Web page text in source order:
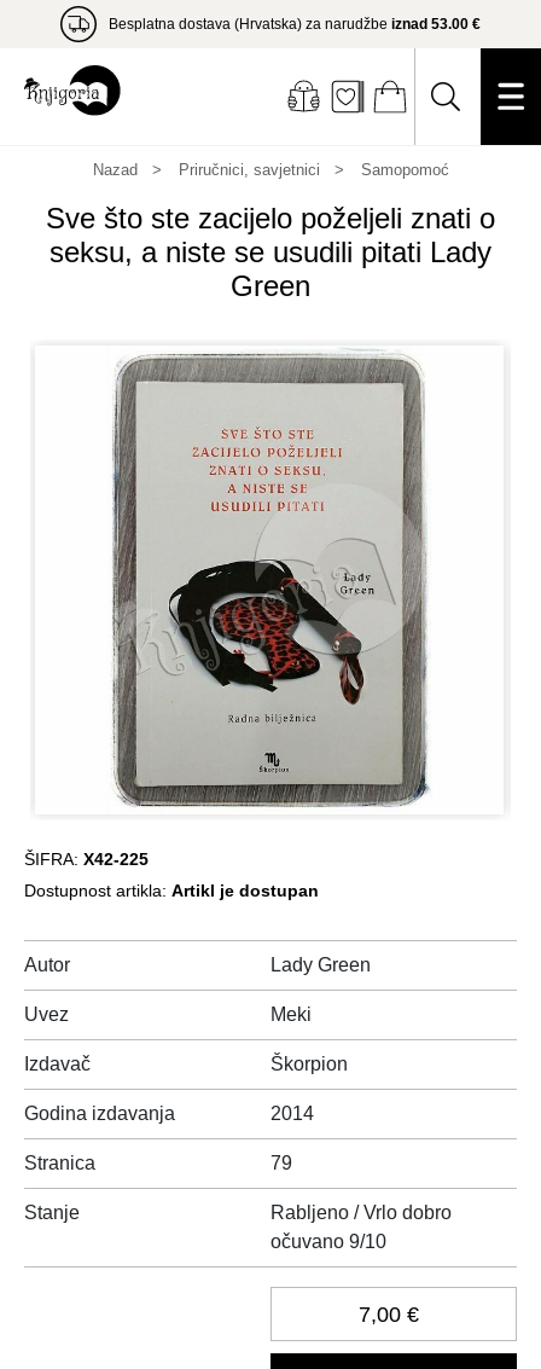
Besplatna dostava (Hrvatska) za narudžbe iznad 53.00 €
Nazad Priručnici, savjetnici Samopomoć
Sve što ste zacijelo poželjeli znati o
seksu, a niste se usudili pitati Lady
Green
ŠIFRA: X42-225
Dostupnost artikla: Artikl je dostupan
Autor Lady Green
Uvez Meki
Izdavač Škorpion
Godina izdavanja 2014
Stranica 79
Stanje
Rabljeno / Vrlo dobro
očuvano 9/10
7,00 €